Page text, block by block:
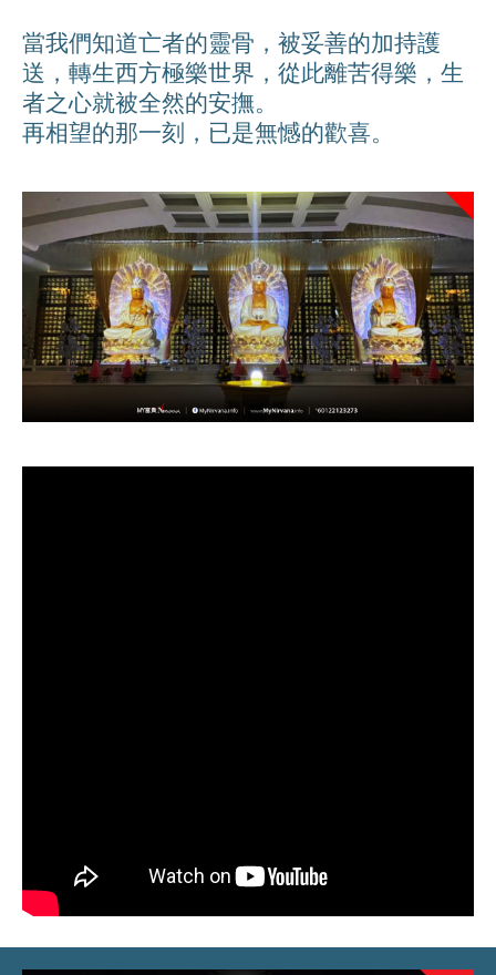
當我們知道亡者的靈骨，被妥善的加持護
送，轉生西方極樂世界，從此離苦得樂，生
者之心就被全然的安撫。
再相望的那一刻，已是無憾的歡喜。